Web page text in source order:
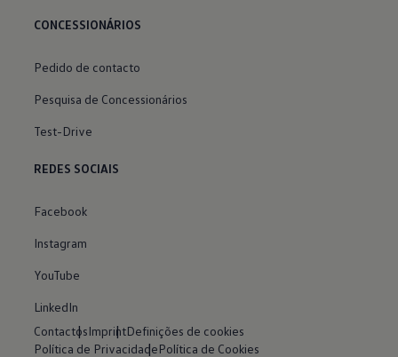
CONCESSIONÁRIOS
Pedido de contacto
Pesquisa de Concessionários
Test-Drive
REDES SOCIAIS
Facebook
Instagram
YouTube
LinkedIn
ContactosImprintDefinições de cookies
Política de PrivacidadePolítica de Cookies